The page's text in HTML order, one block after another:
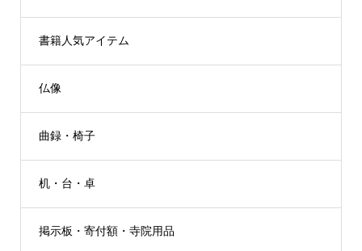
書籍人気アイテム
仏像
曲録・椅子
机・台・卓
掲示板・寄付額・寺院用品